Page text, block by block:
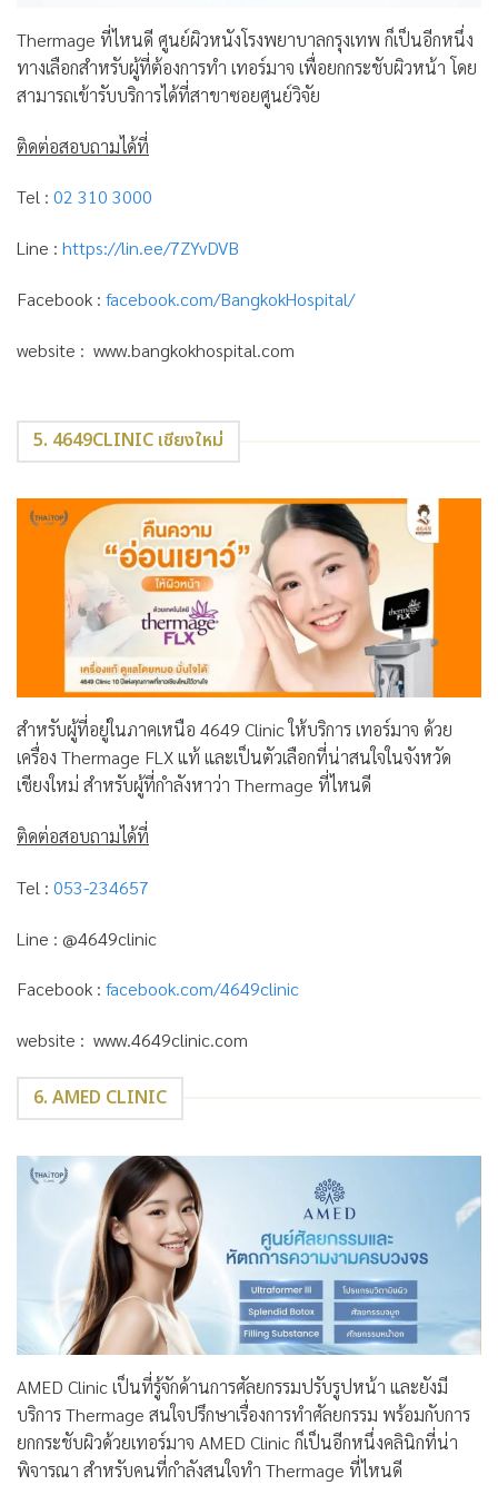
Thermage ที่ไหนดี ศูนย์ผิวหนังโรงพยาบาลกรุงเทพ ก็เป็นอีกหนึ่ง
ทางเลือกสำหรับผู้ที่ต้องการทำ เทอร์มาจ เพื่อยกกระชับผิวหน้า โดย
สามารถเข้ารับบริการได้ที่สาขาซอยศูนย์วิจัย
ติดต่อสอบถามได้ที่
Tel : 02 310 3000
Line : https://lin.ee/7ZYvDVB
Facebook : facebook.com/BangkokHospital/
website : www.bangkokhospital.com
5. 4649CLINIC เชียงใหม่
สำหรับผู้ที่อยู่ในภาคเหนือ 4649 Clinic ให้บริการ เทอร์มาจ ด้วย
เครื่อง Thermage FLX แท้ และเป็นตัวเลือกที่น่าสนใจในจังหวัด
เชียงใหม่ สำหรับผู้ที่กำลังหาว่า Thermage ที่ไหนดี
ติดต่อสอบถามได้ที่
Tel : 053-234657
Line : @4649clinic
Facebook : facebook.com/4649clinic
website : www.4649clinic.com
6. AMED CLINIC
AMED Clinic เป็นที่รู้จักด้านการศัลยกรรมปรับรูปหน้า และยังมี
บริการ Thermage สนใจปรึกษาเรื่องการทำศัลยกรรม พร้อมกับการ
ยกกระชับผิวด้วยเทอร์มาจ AMED Clinic ก็เป็นอีกหนึ่งคลินิกที่น่า
พิจารณา สำหรับคนที่กำลังสนใจทำ Thermage ที่ไหนดี